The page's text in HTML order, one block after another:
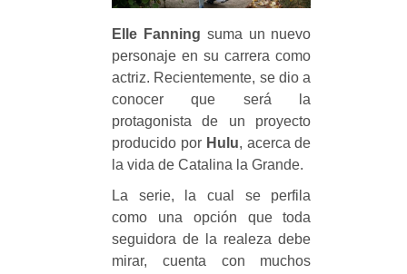
Elle Fanning suma un nuevo
personaje en su carrera como
actriz. Recientemente, se dio a
conocer que será la
protagonista de un proyecto
producido por Hulu, acerca de
la vida de Catalina la Grande.
La serie, la cual se perfila
como una opción que toda
seguidora de la realeza debe
mirar, cuenta con muchos